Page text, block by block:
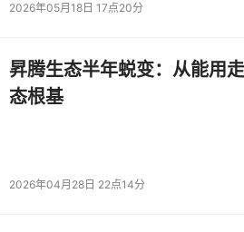
济已经成为未来经济发展的新引擎
年更有望达到3.5万亿元。
应用和发展趋势，推动低空经济产
背景下，新能源技术的发展显得尤
2026年05月18日 17点20分
昇腾生态半年蜕变：从能用
态根基
2026年04月28日 22点14分